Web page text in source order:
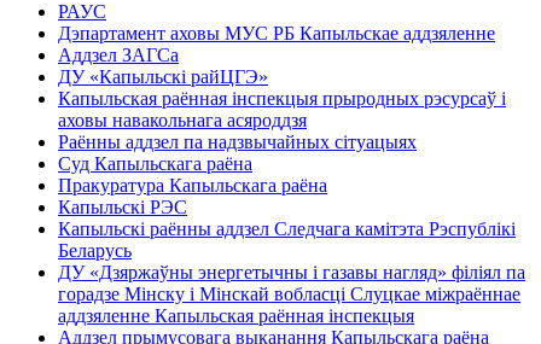
РАУС
Дэпартамент аховы МУС РБ Капыльскае аддзяленне
Аддзел ЗАГСа
ДУ «Капыльскі райЦГЭ»
Капыльская раённая інспекцыя прыродных рэсурсаў і
аховы навакольнага асяроддзя
Раённы аддзел па надзвычайных сітуацыях
Суд Капыльскага раёна
Пракуратура Капыльскага раёна
Капыльскі РЭС
Капыльскі раённы аддзел Следчага камітэта Рэспублікі
Беларусь
ДУ «Дзяржаўны энергетычны і газавы нагляд» філіял па
горадзе Мінску і Мінскай вобласці Слуцкае міжраённае
аддзяленне Капыльская раённая інспекцыя
Аддзел прымусовага выканання Капыльскага раёна